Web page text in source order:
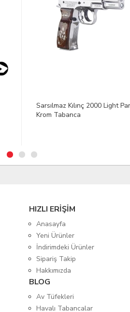
SPRO C-TEC CARP 3.60M 5
Parça Kamış
HIZLI ERİŞİM
Anasayfa
Yeni Ürünler
İndirimdeki Ürünler
Sipariş Takip
Hakkımızda
BLOG
Av Tüfekleri
Havalı Tabancalar